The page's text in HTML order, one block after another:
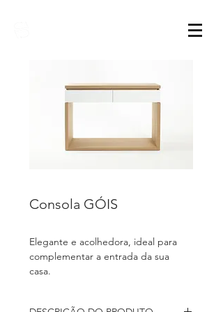
Consola GÓIS
Elegante e acolhedora, ideal para
complementar a entrada da sua
casa.